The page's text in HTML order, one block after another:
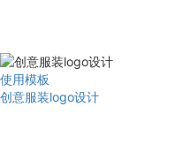
使用模板
创意服装logo设计